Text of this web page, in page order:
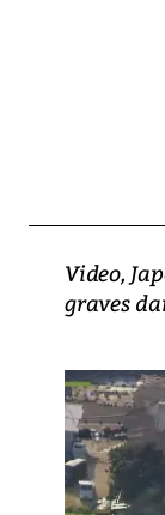
Video,
graves